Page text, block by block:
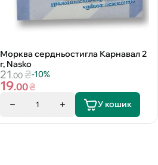
Морква сердньостигла Карнавал 2
г, Nasko
21.00 ₴-10%
19.00₴
1 У кошик